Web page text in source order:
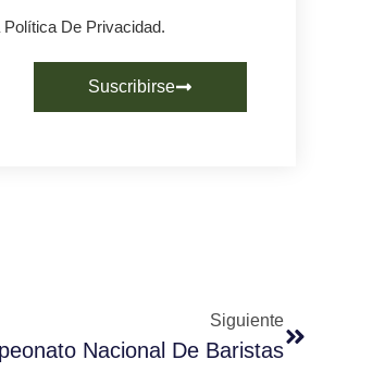
Política De Privacidad.
Suscribirse
Siguiente
Nacional De Baristas